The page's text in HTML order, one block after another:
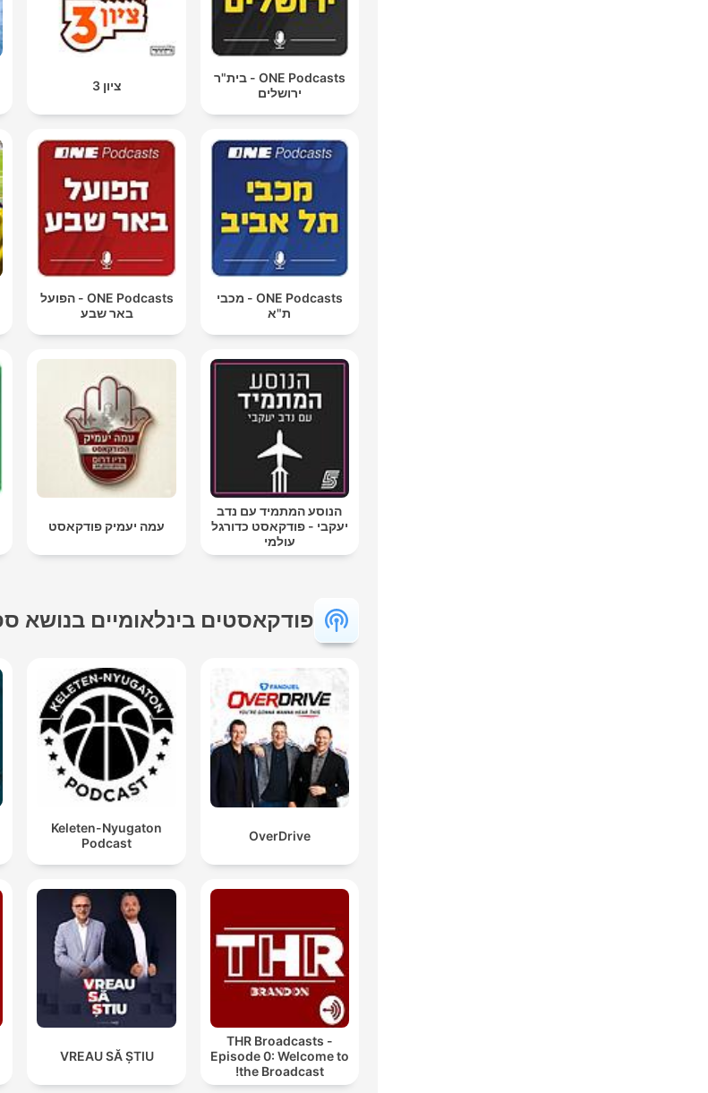
ONE Podcasts - בית"ר
ירושלים
ציון 3
ONE Podcasts - מכבי
ת"א
ONE Podcasts - הפועל
באר שבע
הנוסע המתמיד עם נדב
יעקבי - פודקאסט כדורגל
עולמי
עמה יעמיק פודקאסט
פודקאסטים בינלאומיים בנושא
OverDrive
Keleten-Nyugaton
Podcast
THR Broadcasts -
Episode 0: Welcome to
the Broadcast!
VREAU SĂ ȘTIU